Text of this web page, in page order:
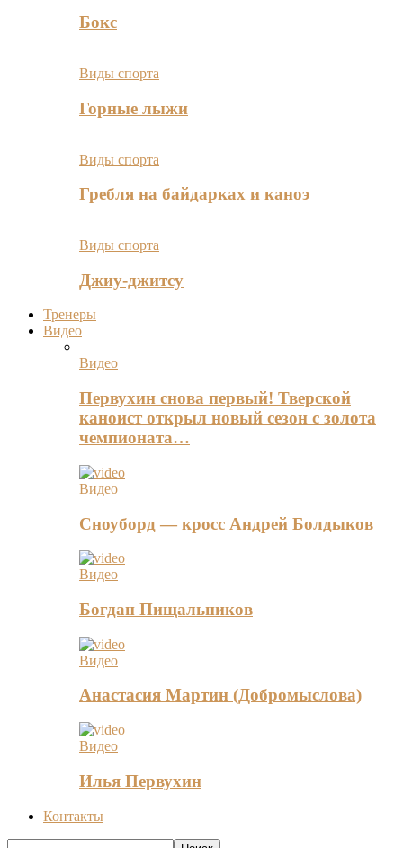
Бокс
Виды спорта
Горные лыжи
Виды спорта
Гребля на байдарках и каноэ
Виды спорта
Джиу-джитсу
Тренеры
Видео
Видео
Первухин снова первый! Тверской
каноист открыл новый сезон с золота
чемпионата…
Видео
Сноуборд — кросс Андрей Болдыков
Видео
Богдан Пищальников
Видео
Анастасия Мартин (Добромыслова)
Видео
Илья Первухин
Контакты